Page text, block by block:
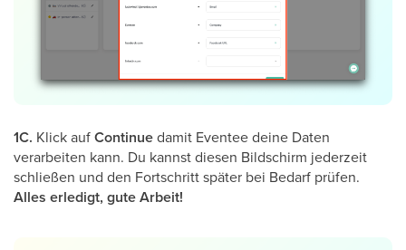
1C. Klick aufContinuedamit Eventee deine Daten
verarbeiten kann. Du kannst diesen Bildschirm jederzeit
schließen und den Fortschritt später bei Bedarf prüfen.
Alles erledigt, gute Arbeit!